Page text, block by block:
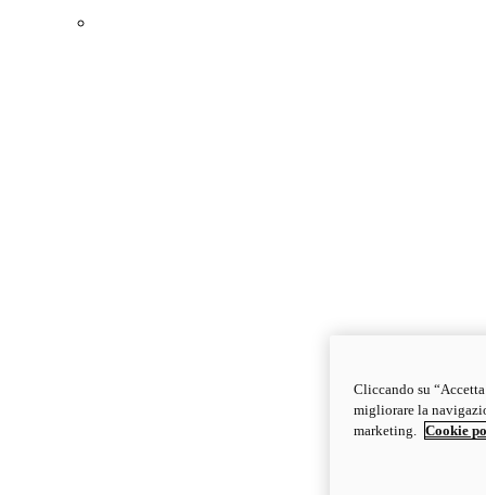
Cliccando su
migliorare la
marketing.
Cookie